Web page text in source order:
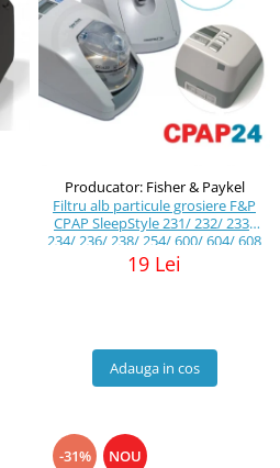
Producator: Fisher & Paykel
Filtru alb particule grosiere F&P
CPAP SleepStyle 231/ 232/ 233/
234/ 236/ 238/ 254/ 600/ 604/ 608
19 Lei
Adauga in cos
-31% NOU